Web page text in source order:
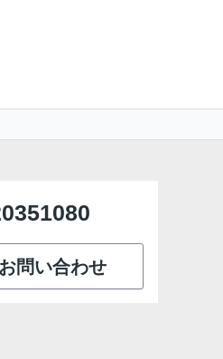
お問い合わせ